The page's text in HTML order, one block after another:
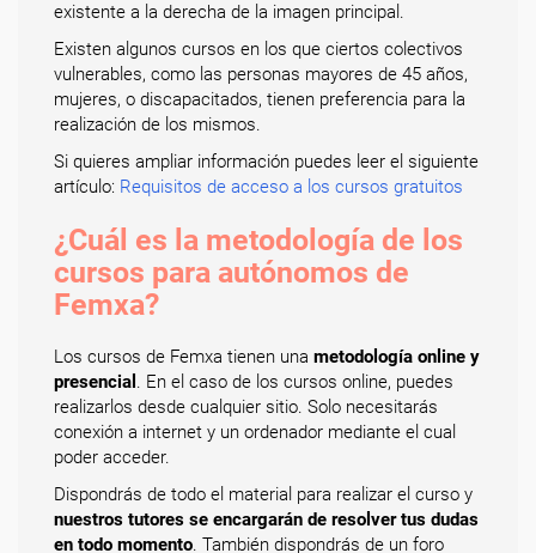
existente a la derecha de la imagen principal.
Existen algunos cursos en los que ciertos colectivos
vulnerables, como las personas mayores de 45 años,
mujeres, o discapacitados, tienen preferencia para la
realización de los mismos.
Si quieres ampliar información puedes leer el siguiente
artículo: Requisitos de acceso a los cursos gratuitos
¿Cuál es la metodología de los
cursos para autónomos de
Femxa?
Los cursos de Femxa tienen una metodología online y
presencial . En el caso de los cursos online, puedes
realizarlos desde cualquier sitio. Solo necesitarás
conexión a internet y un ordenador mediante el cual
poder acceder.
Dispondrás de todo el material para realizar el curso y
nuestros tutores se encargarán de resolver tus dudas
en todo momento. También dispondrás de un foro